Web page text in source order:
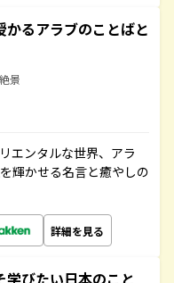
かるアラブのことばと
景
エンタルな世界、アラ
輝かせる名言と癒やしの
詳細を見る
びたい日本のこと